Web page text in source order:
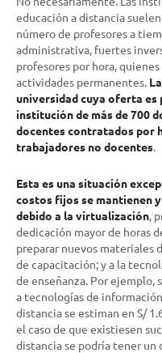
educación a distancia
número de profesores a
administrativa, fuertes
profesores por hora,
actividades permanentes.
universidad cuya oferta es
institución de más de 700
docentes contratados por
trabajadores no docentes.
Esta es una situación
costos fijos se mantienen
debido a la virtualización,
dedicación mayor de horas
preparar nuevos materiales
de capacitación; y a la
de enseñanza. Por ejemplo,
a tecnologías de
distancia se estiman en S/
el caso de que existiesen
distancia se podría tener un